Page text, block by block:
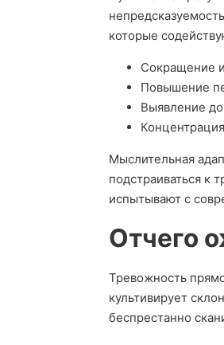
которые
Сокращение
Повышение
Выявление
Мыслительная
подстраиваться к
испытывают с
Отчего
Тревожность
культивирует
беспрестанно